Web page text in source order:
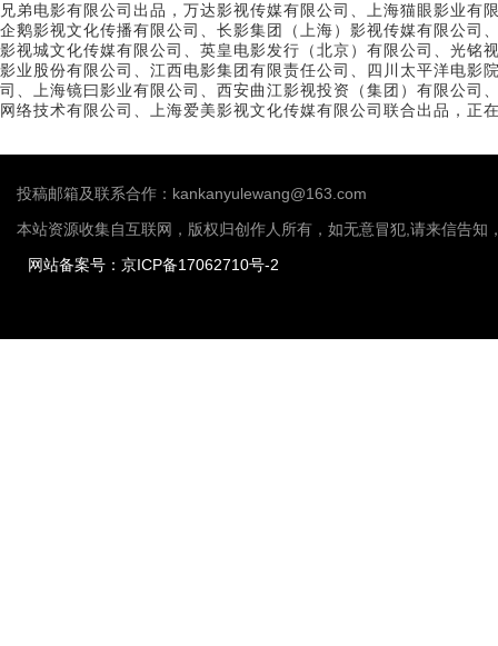
兄弟电影有限公司出品，万达影视传媒有限公司、上海猫眼影业有
企鹅影视文化传播有限公司、长影集团（上海）影视传媒有限公司
影视城文化传媒有限公司、英皇电影发行（北京）有限公司、光铭
影业股份有限公司、江西电影集团有限责任公司、四川太平洋电影
司、上海镜曰影业有限公司、西安曲江影视投资（集团）有限公司
网络技术有限公司、上海爱美影视文化传媒有限公司联合出品，正
投稿邮箱及联系合作：kankanyulewang@163.com
本站资源收集自互联网，版权归创作人所有，如无意冒犯,请来信告知
网站备案号：京ICP备17062710号-2